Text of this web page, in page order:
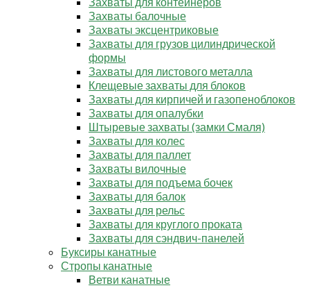
Захваты балочные
Захваты эксцентриковые
Захваты для грузов цилиндрической
формы
Захваты для листового металла
Клещевые захваты для блоков
Захваты для кирпичей и газопеноблоков
Захваты для опалубки
Штыревые захваты (замки Смаля)
Захваты для колес
Захваты для паллет
Захваты вилочные
Захваты для подъема бочек
Захваты для балок
Захваты для рельс
Захваты для круглого проката
Захваты для сэндвич-панелей
Буксиры канатные
Стропы канатные
Ветви канатные